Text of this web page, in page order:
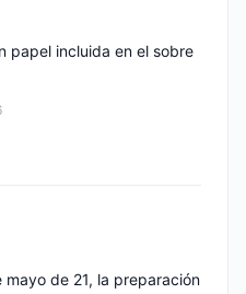
papel incluida en el sobre
de 21, la preparación